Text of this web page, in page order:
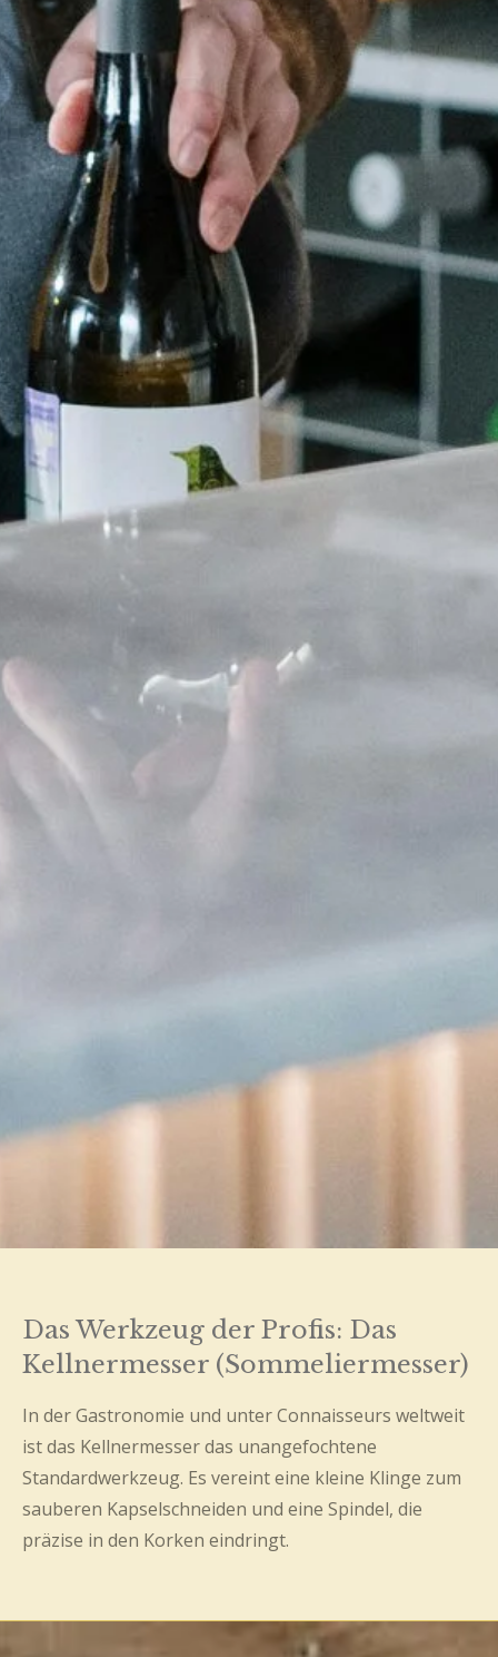
Das Werkzeug der Profis: Das
Kellnermesser (Sommeliermesser)
In der Gastronomie und unter Connaisseurs weltweit
ist das Kellnermesser das unangefochtene
Standardwerkzeug. Es vereint eine kleine Klinge zum
sauberen Kapselschneiden und eine Spindel, die
präzise in den Korken eindringt.